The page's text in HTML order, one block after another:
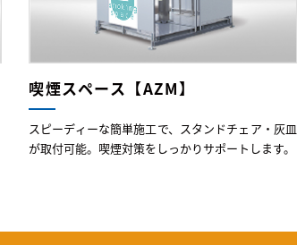
喫煙スペース【AZM】
スピーディーな簡単施工で、スタンドチェア・灰皿
が取付可能。喫煙対策をしっかりサポートします。